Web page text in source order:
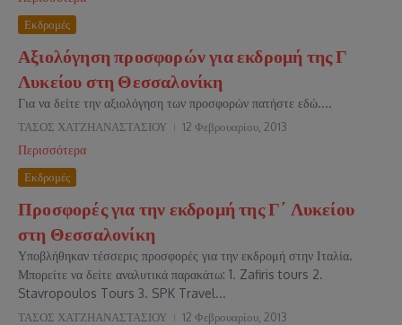
Εκδρομές
Αξιολόγηση προσφορών για εκδρομή της Γ
Λυκείου στη Θεσσαλονίκη
Για να δείτε την αξιολόγηση των προσφορών πατήστε εδώ....
ΤΑΣΟΣ ΧΑΤΖΗΑΝΑΣΤΑΣΙΟΥ 12 Φεβρουαρίου, 2013
Περισσότερα
Εκδρομές
Προσφορές για την εκδρομή της Γ΄ Λυκείου
στη Θεσσαλονίκη
Υποβλήθηκαν τέσσερις προσφορές για την εκδρομή στην Ιταλία.
Μπορείτε να δείτε αναλυτικά παρακάτω: 1. Zafiris tours 2.
Stavropoulos Tours 3. SPK Travel...
ΤΑΣΟΣ ΧΑΤΖΗΑΝΑΣΤΑΣΙΟΥ 12 Φεβρουαρίου, 2013